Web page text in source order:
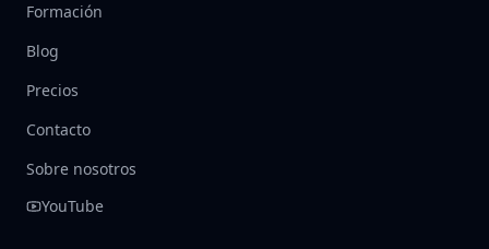
Formación
Blog
Precios
Contacto
Sobre nosotros
YouTube